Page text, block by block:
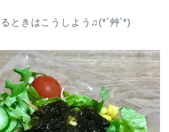
ときはこうしよう♫(*´艸`*)